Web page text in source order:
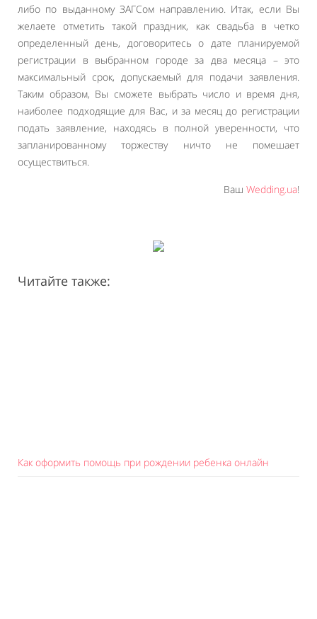
либо по выданному ЗАГСом направлению. Итак, если Вы
желаете отметить такой праздник, как свадьба в четко
определенный день, договоритесь о дате планируемой
регистрации в выбранном городе за два месяца – это
максимальный срок, допускаемый для подачи заявления.
Таким образом, Вы сможете выбрать число и время дня,
наиболее подходящие для Вас, и за месяц до регистрации
подать заявление, находясь в полной уверенности, что
запланированному торжеству ничто не помешает
осуществиться.
Ваш Wedding.ua!
Читайте также:
Как оформить помощь при рождении ребенка онлайн